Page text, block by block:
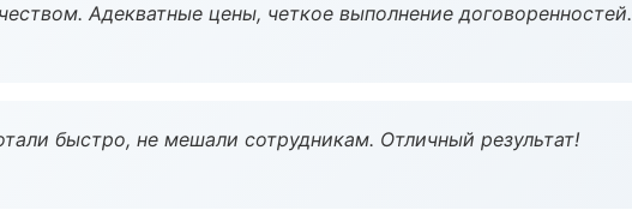
Адекватные цены, четкое выполнение договоренностей.
быстро, не мешали сотрудникам. Отличный результат!